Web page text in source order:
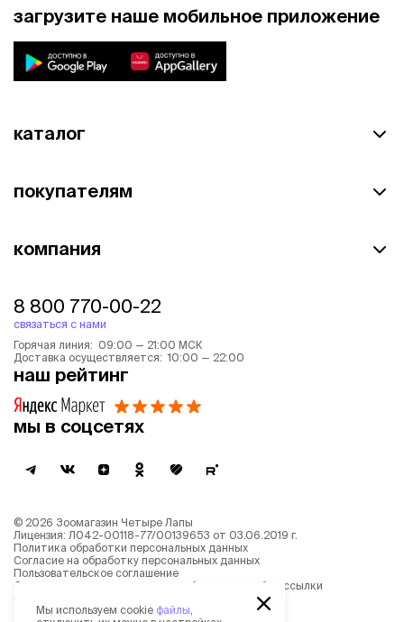
загрузите наше мобильное приложение
каталог
покупателям
компания
8 800 770-00-22
связаться с нами
Горячая линия: 09:00 — 21:00 МСК
Доставка осуществляется: 10:00 — 22:00
наш рейтинг
мы в соцсетях
© 2026 Зоомагазин Четыре Лапы
Лицензия: Л042-00118-77/00139653 от 03.06.2019 г.
Политика обработки персональных данных
Согласие на обработку персональных данных
Пользовательское соглашение
Согласие на получение новостной и рекламной рассылки
Описание рекомендательных алгоритмов
Мы используем cookie файлы